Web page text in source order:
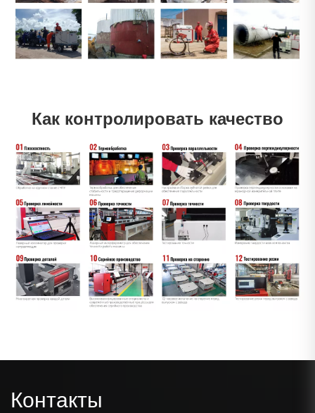
Как контролировать качество
Контакты